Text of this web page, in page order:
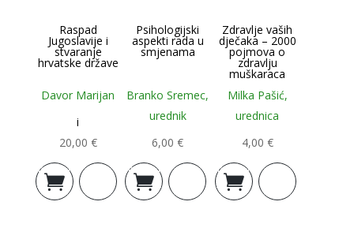
Raspad
Jugoslavije i
stvaranje
hrvatske države
Davor Marijan
i
20,00 €
Dodaj u
košaricu
Psihologijski
aspekti rada u
smjenama
Branko Sremec,
urednik
6,00€
Dodaj u
košaricu
Zdravlje vaših
dječaka – 2000
pojmova o
zdravlju
muškaraca
Milka Pašić,
urednica
4,00 €
Dodaj u
košaricu